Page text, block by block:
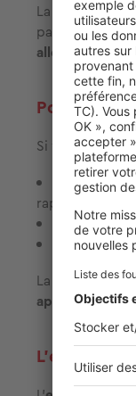
La situation
parviennent à
allonger la
Pourquoi
Si vous
réduire le
rapidement,
négocier
mieux
La tentation est
apport.
L’effet de